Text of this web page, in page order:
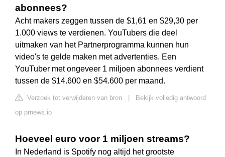
abonnees?
Acht makers zeggen tussen de $1,61 en $29,30 per
1.000 views te verdienen. YouTubers die deel
uitmaken van het Partnerprogramma kunnen hun
video's te gelde maken met advertenties. Een
YouTuber met ongeveer 1 miljoen abonnees verdient
tussen de $14.600 en $54.600 per maand.
Verzoek tot verwijderen van bron
Bekijk volledig antwoord
op prnews.io
Hoeveel euro voor 1 miljoen streams?
In Nederland is Spotify nog altijd het grootste